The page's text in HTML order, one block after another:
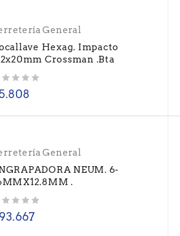
General
Hexag. Impacto
Crossman .Bta
General
NEUM. 6-
.
93.667